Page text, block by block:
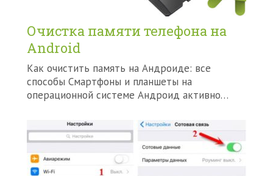
Очистка памяти телефона на
Android
Как очистить память на Андроиде: все
способы Смартфоны и планшеты на
операционной системе Андроид активно…